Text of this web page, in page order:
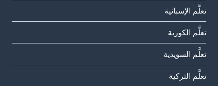
تعلَّم الإسبانية
تعلَّم الكورية
تعلَّم السويدية
تعلَّم التركية